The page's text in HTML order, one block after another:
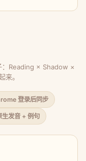
：Reading × Shadow ×
来。
登录后同步
生发音 + 例句